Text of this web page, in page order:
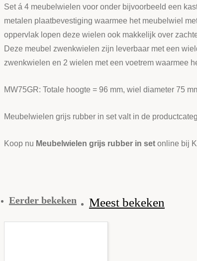
Set á 4 meubelwielen voor onder bijvoorbeeld een
metalen plaatbevestiging waarmee het meubelwiel
oppervlak lopen deze wielen ook makkelijk over
Deze meubel zwenkwielen zijn leverbaar met een
zwenkwielen en 2 wielen met een voetrem waarmee
MW75GR: Totale hoogte = 96 mm, wiel diameter 75
Meubelwielen grijs rubber in set valt in de
Koop nu Meubelwielen grijs rubber in set online bij
Eerder bekeken Meest bekeken